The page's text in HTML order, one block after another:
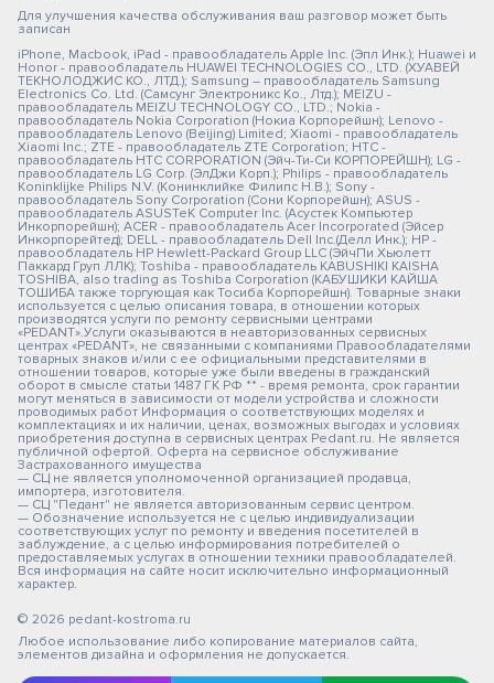
Для улучшения качества обслуживания ваш разговор может быть
записан
iPhone, Macbook, iPad - правообладатель Apple Inc. (Эпл Инк.); Huawei и
Honor - правообладатель HUAWEI TECHNOLOGIES CO., LTD. (ХУАВЕЙ
ТЕКНОЛОДЖИС КО., ЛТД.); Samsung – правообладатель Samsung
Electronics Co. Ltd. (Самсунг Электроникс Ко., Лтд.); MEIZU -
правообладатель MEIZU TECHNOLOGY CO., LTD.; Nokia -
правообладатель Nokia Corporation (Нокиа Корпорейшн); Lenovo -
правообладатель Lenovo (Beijing) Limited; Xiaomi - правообладатель
Xiaomi Inc.; ZTE - правообладатель ZTE Corporation; HTC -
правообладатель HTC CORPORATION (Эйч-Ти-Си КОРПОРЕЙШН); LG -
правообладатель LG Corp. (ЭлДжи Корп.); Philips - правообладатель
Koninklijke Philips N.V. (Конинклийке Филипс Н.В.); Sony -
правообладатель Sony Corporation (Сони Корпорейшн); ASUS -
правообладатель ASUSTeK Computer Inc. (Асустек Компьютер
Инкорпорейшн); ACER - правообладатель Acer Incorporated (Эйсер
Инкорпорейтед); DELL - правообладатель Dell Inc.(Делл Инк.); HP -
правообладатель HP Hewlett-Packard Group LLC (ЭйчПи Хьюлетт
Паккард Груп ЛЛК); Toshiba - правообладатель KABUSHIKI KAISHA
TOSHIBA, also trading as Toshiba Corporation (КАБУШИКИ КАЙША
ТОШИБА также торгующая как Тосиба Корпорейшн). Товарные знаки
используется с целью описания товара, в отношении которых
производятся услуги по ремонту сервисными центрами
«PEDANT».Услуги оказываются в неавторизованных сервисных
центрах «PEDANT», не связанными с компаниями Правообладателями
товарных знаков и/или с ее официальными представителями в
отношении товаров, которые уже были введены в гражданский
оборот в смысле статьи 1487 ГК РФ ** - время ремонта, срок гарантии
могут меняться в зависимости от модели устройства и сложности
проводимых работ Информация о соответствующих моделях и
комплектациях и их наличии, ценах, возможных выгодах и условиях
приобретения доступна в сервисных центрах Pedant.ru. Не является
публичной офертой. Оферта на сервисное обслуживание
Застрахованного имущества
— СЦ не является уполномоченной организацией продавца,
импортера, изготовителя.
— СЦ "Педант" не является авторизованным сервис центром.
— Обозначение используется не с целью индивидуализации
соответствующих услуг по ремонту и введения посетителей в
заблуждение, а с целью информирования потребителей о
предоставляемых услугах в отношении техники правообладателей.
Вся информация на сайте носит исключительно информационный
характер.
© 2026 pedant-kostroma.ru
Любое использование либо копирование материалов сайта,
элементов дизайна и оформления не допускается.